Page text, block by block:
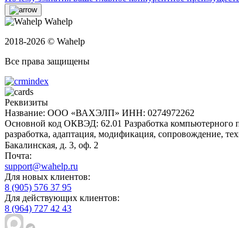
Wahelp
2018-2026 © Wahelp
Все права защищены
Реквизиты
Название: ООО «ВАХЭЛП» ИНН: 0274972262
Основной код ОКВЭД: 62.01 Разработка компьютерного
разработка, адаптация, модификация, сопровождение,
Бакалинская, д. 3, oф. 2
Почта:
support@wahelp.ru
Для новых клиентов:
8 (905) 576 37 95
Для действующих клиентов:
8 (964) 727 42 43